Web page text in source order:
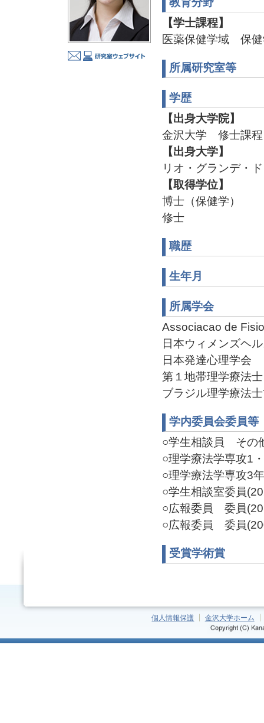
【学士課程】
医薬保健学域 保
所属研究室等
学歴
【出身大学院】
金沢大学 修士課
【出身大学】
リオ・グランデ
【取得学位】
博士（保健学）
修士
職歴
生年月
所属学会
Associacao de
日本ウィメンズヘ
日本発達心理学会
第１地帯理学療法
ブラジル理学療法
学内委員会委員等
○学生相談員 その
○理学療法学専攻1
○理学療法学専攻3
○学生相談室委員
○広報委員 委員
○広報委員 委員
受賞学術賞
個人情報保護 金沢大学ホーム